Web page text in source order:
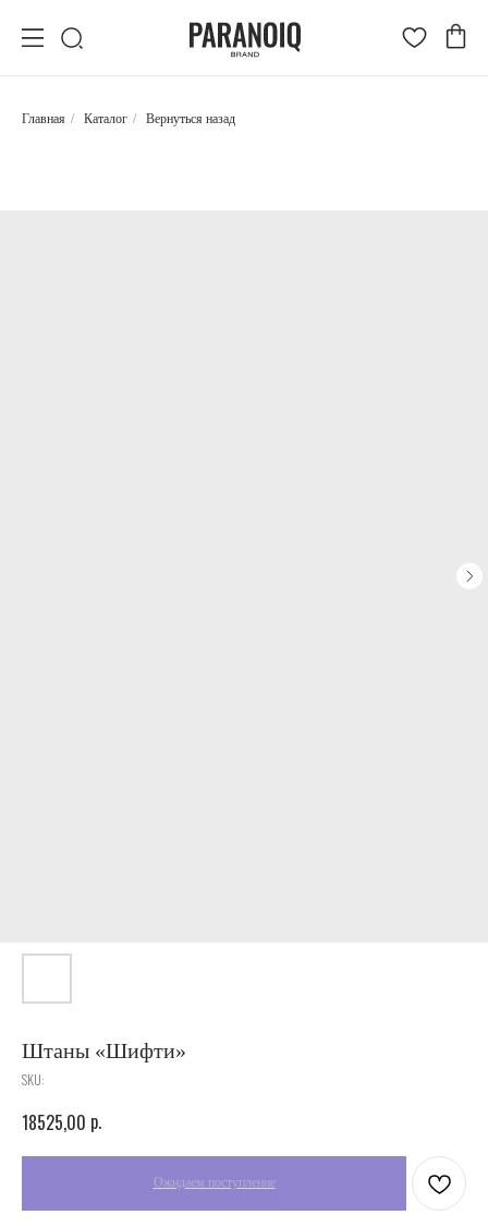
Главная / Каталог / Вернуться назад
Штаны «Шифти»
SKU:
18525,00 p.